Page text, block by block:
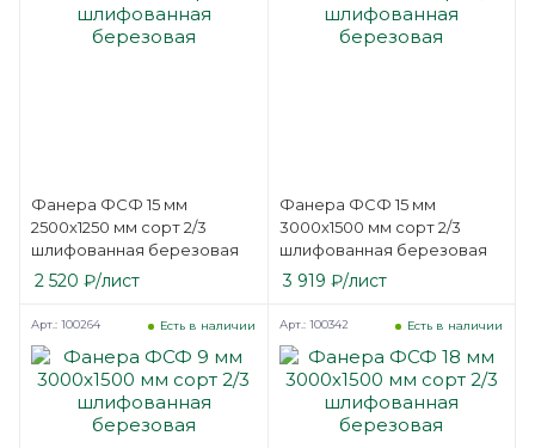
Фанера ФСФ 15 мм
2500х1250 мм сорт 2/3
шлифованная березовая
2 520 ₽/лист
Фанера ФСФ 15 мм
3000х1500 мм сорт 2/3
шлифованная березовая
3 919 ₽/лист
Есть в наличии
Арт.: 100264 Есть в наличии
Арт.: 100342